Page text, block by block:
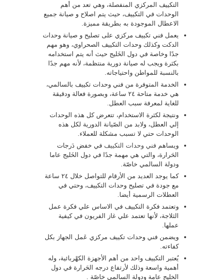
التكييف المركزي المنفصلة، وهي تعد من أهم
الوحدات في التكييف، حيث يتم اصلاح و صيانة جميع
الاعطال الموجودة به بطريقة مميزة.
يعمل فني تكييف مركزي على تصليح و صيانة وحدات
الدكت وكذلك وحدات التكييف الصحراوي، وهو مهم
جدًا وخاصة في دول الخَليج حيث أنه يتم استخدامه
بكثرة ويجب له صيانة دورية منتظمة، لأنه مهم جدًا
بالنسبة للمواطن واحتياجاته.
الخدمة المتوفرة من فني وحدات تكييف بالسالمي،
هي خدمة متاحة ٢٤ ساعة، وبصورة فعالة ودقيقة
للغاية لمعرفة سبب العطل.
ونتيجة لكثرة الاستخدام، تتعرض كل هذه الوحدات
إلي العطل، ولابد من الصّيانة الدورية لكل هذه
الوحدات حتي لا تسبب مشكلة للعملاء.
ويساهم فني وحدات التكييف في خفض دَرجات
الحَرارة، والتي هي مهمة جدًا في دول الخَليج عاما
ودولة السالمي خاصّة.
كما يوجد العديد من الأرقام للتواصل خلال ٢٤ ساعة
مع جودة في تصليح وحدات التكييف، وحتي في
العطلات الرسمية أيضا.
وتعتمد فكرة التكييف في الاساس علي فكرة عمل
الثلاجة، لأنها تعتمد علي غاز الفريون في كيفية
عملها.
ويضمن فني وحدات تكييف مركزي عَمل الجهاز بكل
كفاءته.
يُعتبر التكييف واحد من أهم الأجهزة الكهْربائية، وله
أهمية واسعة وذلك لأرتفاع درجه الحَرارة في دول
الخليج عامة ودولة السالمي خاصّة .